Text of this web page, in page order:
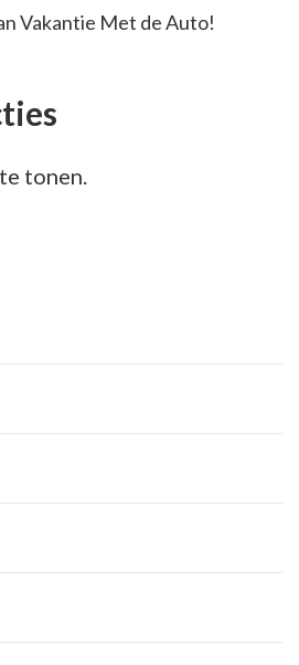
Vakantie Met de Auto!
tonen.